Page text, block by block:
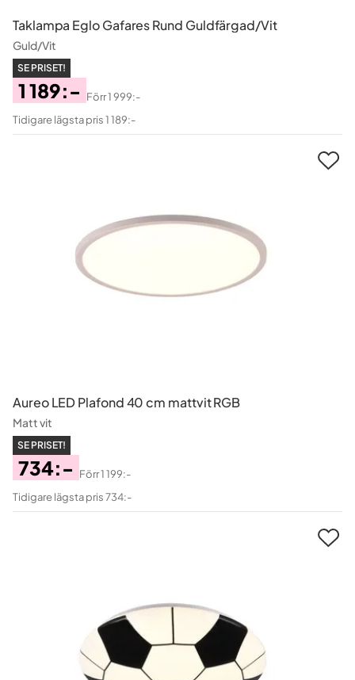
Taklampa Eglo Gafares Rund Guldfärgad/Vit
Guld/Vit
SE PRISET!
Pris
1 189:-
Original
Pris
Förr1 999:-
Tidigare lägsta pris 1 189:-
Aureo LED Plafond 40 cm mattvit RGB
Matt vit
SE PRISET!
Pris
734:-
Original
Pris
Förr1 199:-
Tidigare lägsta pris 734:-